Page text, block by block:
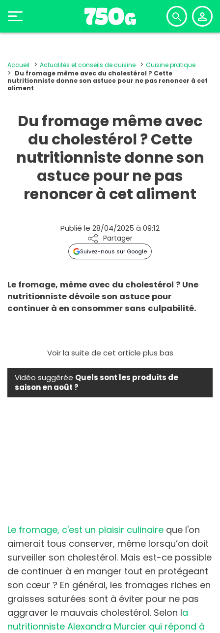
Accueil Actualités et conseils de cuisine
Cuisine pratique
Du fromage même avec du cholestérol ? Cette
nutritionniste donne son astuce pour ne pas renoncer à cet
aliment
Du fromage même avec
du cholestérol ? Cette
nutritionniste donne son
astuce pour ne pas
renoncer à cet aliment
Publié le 28/04/2025 à 09:12
Partager
Suivez-nous sur Google
Le fromage, même avec du cholestérol ? Une
nutritionniste dévoile son astuce pour
continuer à en consommer sans culpabilité.
Voir la suite de cet article plus bas
Vidéo suggérée Quels sont les produits de
saison en août ?
Le fromage, c'est un plaisir culinaire que l'on
aimerait tous conserver, même lorsqu’on doit
surveiller son cholestérol. Mais est-ce possible
de continuer à en manger tout en protégeant
son cœur ? En général, les fromages riches en
graisses saturées sont à éviter pour ne pas
aggraver le mauvais cholestérol. Selon la
nutritionniste Alexandra Murcier qui répond à